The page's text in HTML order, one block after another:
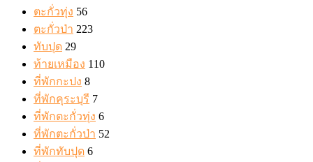
ตะกั่วทุ่ง 56
ตะกั่วป่า 223
ทับปุด 29
ท้ายเหมือง 110
ที่พักกะปง 8
ที่พักคุระบุรี 7
ที่พักตะกั่วทุ่ง 6
ที่พักตะกั่วป่า 52
ที่พักทับปุด 6